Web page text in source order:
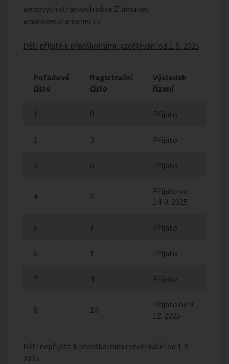
webových stránkách obce Zlámanec
www.obeczlamanec.cz.
Děti přijaté k předškolnímu vzdělávání od 1. 9. 2025
Pořadové
číslo
Registrační
číslo
Výsledek
řízení
1. 9 Přijato
2. 3 Přijato
3. 6 Přijato
4. 2
Přijato od
14. 9. 2025
5. 7 Přijato
6. 1 Přijato
7. 4 Přijato
8. 10
Přijato od 9.
12. 2025
Děti nepřijaté k předškolnímu vzdělávání od 1. 9.
2025